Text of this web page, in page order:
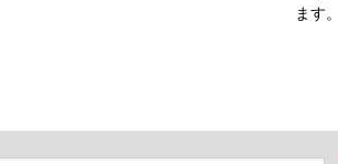
ます。